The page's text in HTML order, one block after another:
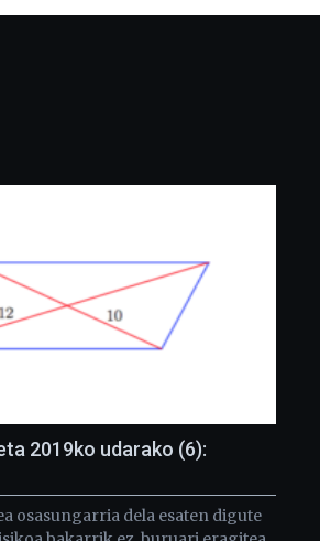
2019ko udarako (6):
osasungarria dela esaten digute